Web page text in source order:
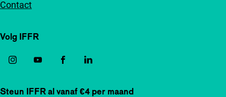
Contact
Volg IFFR
Steun IFFR al vanaf €4 per maand